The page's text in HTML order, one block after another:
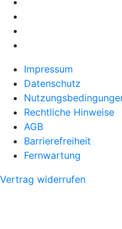
Impressum
Datenschutz
Rechtliche Hinweise
AGB
Barrierefreiheit
Fernwartung
Vertrag widerrufen